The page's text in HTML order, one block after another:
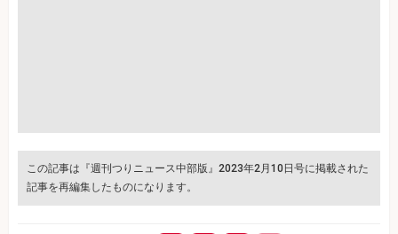
この記事は『週刊つりニュース中部版』2023年2月10日号に掲載された
記事を再編集したものになります。